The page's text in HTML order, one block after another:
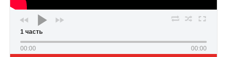
1 часть
00:00
00:00